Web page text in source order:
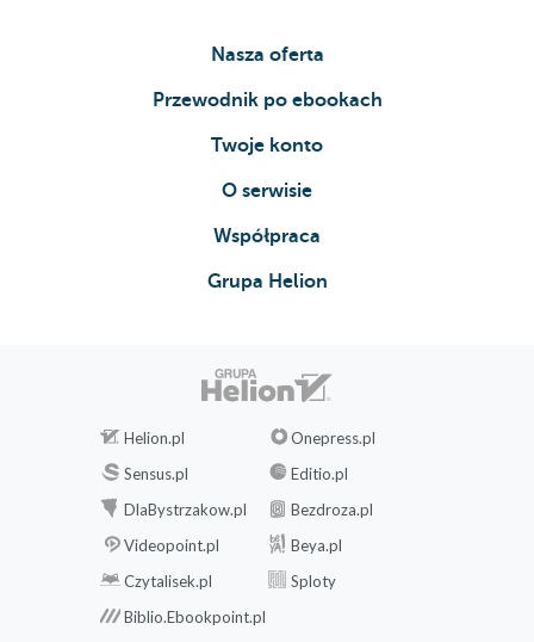
Nasza oferta
Przewodnik po ebookach
Twoje konto
O serwisie
Współpraca
Grupa Helion
Helion.pl
Onepress.pl
Sensus.pl
Editio.pl
DlaBystrzakow.pl
Bezdroza.pl
Videopoint.pl
Beya.pl
Czytalisek.pl
Sploty
Biblio.Ebookpoint.pl